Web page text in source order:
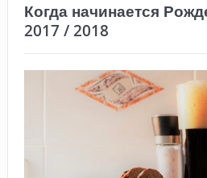
Когда начинается
2017 / 2018